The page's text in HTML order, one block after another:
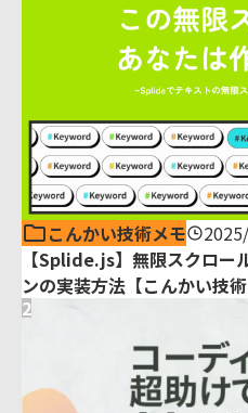
こんかい技術メモ
【Splide.js】無限スクロー
ンの実装方法【こんかい技術
2